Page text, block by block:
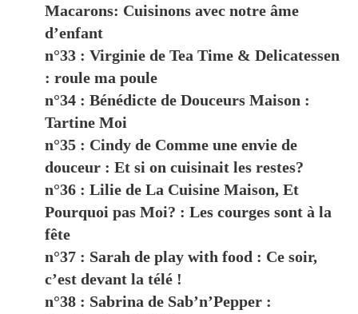
Macarons: Cuisinons avec notre âme
d’enfant
n°33 : Virginie de Tea Time & Delicatessen
: roule ma poule
n°34 : Bénédicte de Douceurs Maison :
Tartine Moi
n°35 : Cindy de Comme une envie de
douceur : Et si on cuisinait les restes?
n°36 : Lilie de La Cuisine Maison, Et
Pourquoi pas Moi? : Les courges sont à la
fête
n°37 : Sarah de play with food : Ce soir,
c’est devant la télé !
n°38 : Sabrina de Sab’n’Pepper :